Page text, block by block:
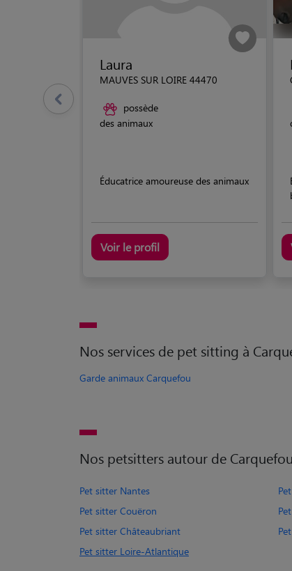
Laura
MAUVES SUR LOIRE 44470
possède
des animaux
Éducatrice amoureuse des animaux
Voir le profil
Nos services de pet sitting à
Garde animaux Carquefou
Nos petsitters autour de Carquefou
Pet sitter Nantes
Pet sitter Couëron
Pet sitter Châteaubriant
Pet sitter Loire-Atlantique